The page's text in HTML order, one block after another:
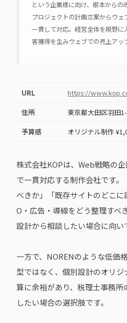
という企業様に向け、根本からの
プロジェクトの計画立案からウ
一貫して対応。経営全体を視野
客獲得を生みウェブでの売上アッ
URL
https://
住所
東京都大田区羽田
予算感
オリジナル制作
株式会社KOPは、Web戦略の
で一貫対応する制作会社です
べきか」「既存サイトのどこ
O・広告・導線をどう整理すべ
設計から相談したい場合に向い
一方で、NORENのような低価
型ではなく、個別設計のオリ
算に余裕があり、税理士事務
したい場合の選択肢です。